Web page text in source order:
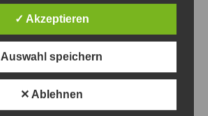
0
✓ Akzeptieren
Auswahl speichern
✕ Ablehnen